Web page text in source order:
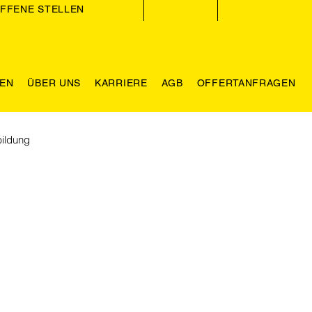
STELLEN
ÜBER UNS KARRIERE AGB OFFERTANFRAGEN